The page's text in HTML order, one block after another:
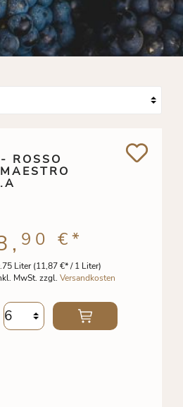
ROSSO
Liter(11,87 €* / 1 Liter)
MwSt. zzgl. Versandkosten
90 €*